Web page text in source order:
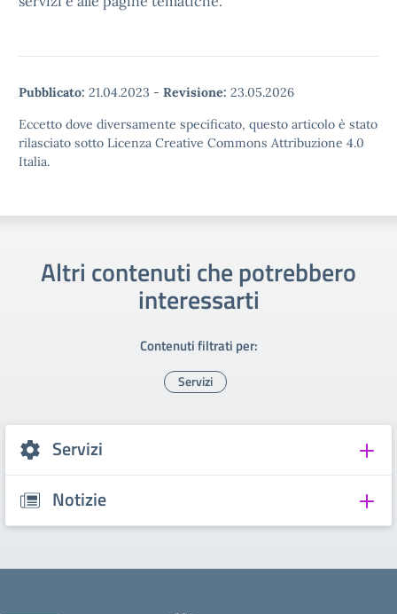
Pubblicato: 21.04.2023 - Revisione: 23.05.2026
Eccetto dove diversamente specificato, questo articolo è stato
rilasciato sotto Licenza Creative Commons Attribuzione 4.0
Italia.
Altri contenuti che potrebbero
interessarti
Contenuti filtrati per:
Servizi
Servizi
Notizie